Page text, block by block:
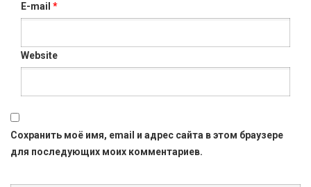
E-mail *
Website
Сохранить моё имя, email и адрес сайта в этом браузере
для последующих моих комментариев.